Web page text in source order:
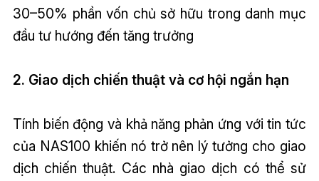
30–50% phần vốn chủ sở hữu trong danh mục
đầu tư hướng đến tăng trưởng
2. Giao dịch chiến thuật và cơ hội ngắn hạn
Tính biến động và khả năng phản ứng với tin tức
của NAS100 khiến nó trở nên lý tưởng cho giao
dịch chiến thuật. Các nhà giao dịch có thể sử